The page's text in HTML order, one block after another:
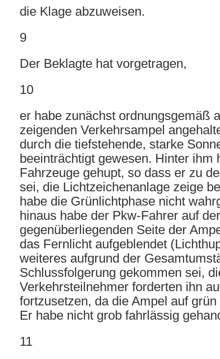
die Klage abzuweisen.
9
Der Beklagte hat vorgetragen,
10
er habe zunächst ordnungsgemäß
zeigenden Verkehrsampel
durch die tiefstehende, starke
beeinträchtigt gewesen. Hinter ihm
Fahrzeuge gehupt, so dass er zu
sei, die Lichtzeichenanlage zeige
habe die Grünlichtphase nicht
hinaus habe der Pkw-Fahrer auf der
gegenüberliegenden Seite der
das Fernlicht aufgeblendet
weiteres aufgrund der
Schlussfolgerung gekommen sei,
Verkehrsteilnehmer forderten ihn
fortzusetzen, da die Ampel auf
Er habe nicht grob fahrlässig
11